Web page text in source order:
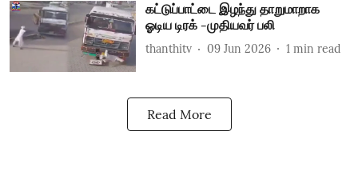
கட்டுப்பாட்டை இழந்து தாறுமாறாக
ஓடிய டிரக் -முதியவர் பலி
thanthitv 09 Jun 2026 1 min read
Read More